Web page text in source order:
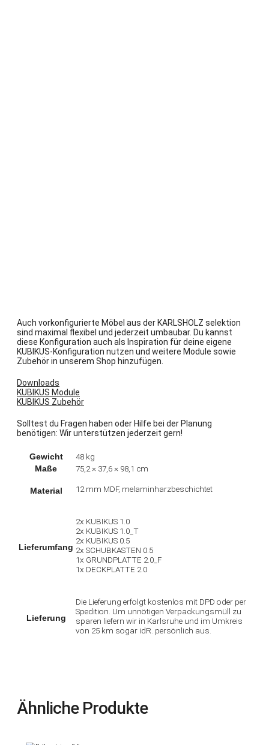
Auch vorkonfigurierte Möbel aus der KARLSHOLZ selektion
sind maximal flexibel und jederzeit umbaubar. Du kannst
diese Konfiguration auch als Inspiration für deine eigene
KUBIKUS-Konfiguration nutzen und weitere Module sowie
Zubehör in unserem Shop hinzufügen.
Downloads
KUBIKUS Module
KUBIKUS Zubehör
Solltest du Fragen haben oder Hilfe bei der Planung
benötigen: Wir unterstützen jederzeit gern!
Gewicht
48 kg
Maße
75,2 × 37,6 × 98,1 cm
Material 12 mm MDF, melaminharzbeschichtet
Lieferumfang
2x KUBIKUS 1.0
2x KUBIKUS 1.0_T
2x KUBIKUS 0.5
2x SCHUBKASTEN 0.5
1x GRUNDPLATTE 2.0_F
1x DECKPLATTE 2.0
Lieferung
Die Lieferung erfolgt kostenlos mit DPD oder per
Spedition. Um unnötigen Verpackungsmüll zu
sparen liefern wir in Karlsruhe und im Umkreis
von 25 km sogar idR. persönlich aus.
Ähnliche Produkte